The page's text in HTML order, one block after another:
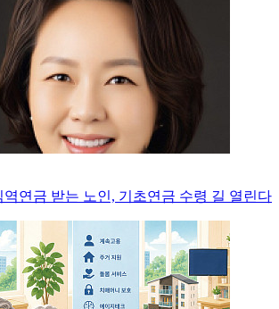
역연금 받는 노인, 기초연금 수령 길 열린다